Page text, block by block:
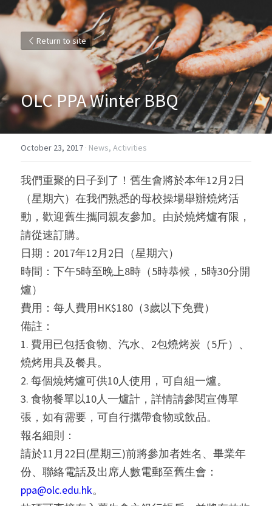
Return to site
OLC PPA Winter BBQ
October 23, 2017 · News, Activities
我們重聚的日子到了！舊生會將於本年12月2日
（星期六）在我們熟悉的母校操場舉辦燒烤活
動，歡迎舊生攜同親友參加。由於燒烤爐有限，
請從速訂購。
日期：2017年12月2日（星期六）
時間：下午5時至晚上8時（5時恭候，5時30分開
爐）
費用：每人費用HK$180（3歲以下免費）
備註：
1. 費用已包括食物、汽水、2包燒烤炭（5斤）、
燒烤用具及餐具。
2. 每個燒烤爐可供10人使用，可自組一爐。
3. 食物餐單以10人一爐計，詳情請參閱宣傳單
張，如有需要，可自行攜帶食物或飲品。
報名細則：
請於11月22日(星期三)前將參加者姓名、畢業年
份、聯絡電話及出席人數電郵至舊生會：
ppa@olc.edu.hk。